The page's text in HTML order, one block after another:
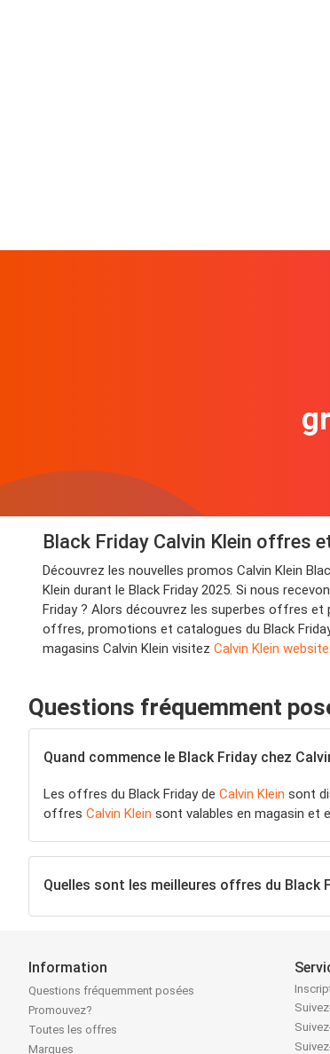
Black Friday Calvin Klein offres
Découvrez les nouvelles promos Calvin Klein
Klein durant le Black Friday 2025. Si nous
Friday ? Alors découvrez les superbes offres et
offres, promotions et catalogues du Black
magasins Calvin Klein visitez Calvin Klein website.
Questions fréquemment
Quand commence le Black Friday chez
Les offres du Black Friday de Calvin Klein sont
offres Calvin Klein sont valables en magasin et
Quelles sont les meilleures offres du Black
Information
Questions fréquemment posées
Promouvez?
Toutes les offres
Marques